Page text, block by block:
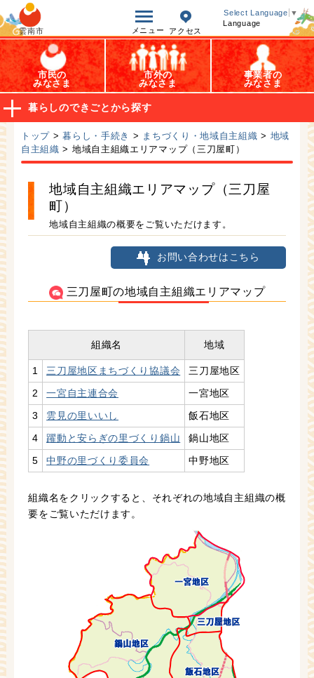
雲南市 メニュー アクセス
Select Language ▼
Language
オープンデータ
市民の
みなさま
市外の
みなさま
事業者の
みなさま
暮らしのできごとから探す
トップ >暮らし・手続き > まちづくり・地域自主組織 > 地域
自主組織 > 地域自主組織エリアマップ（三刀屋町）
地域自主組織エリアマップ（三刀屋
町）
地域自主組織の概要をご覧いただけます。
お問い合わせはこちら
三刀屋町の地域自主組織エリアマップ
組織名 地域
1 三刀屋地区まちづくり協議会
三刀屋地区
2
一宮自主連合会
一宮地区
3
雲見の里いいし
飯石地区
4
躍動と安らぎの里づくり鍋山
鍋山地区
5
中野の里づくり委員会 中野地区
組織名をクリックすると、それぞれの地域自主組織の概
要をご覧いただけます。